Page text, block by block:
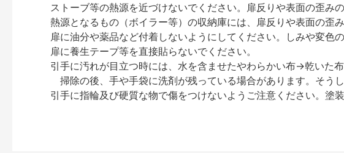
ストーブ等の熱源を近づけないでください。扉反りや表面の歪みの
熱源となるもの（ボイラー等）の収納庫には、扉反りや表面の歪
扉に油分や薬品など付着しないようにしてください。しみや変色の
扉に養生テープ等を直接貼らないでください。
引手に汚れが目立つ時には、水を含ませたやわらかい布→乾いた
掃除の後、手や手袋に洗剤が残っている場合があります。そう
引手に指輪及び硬質な物で傷をつけないようご注意ください。塗